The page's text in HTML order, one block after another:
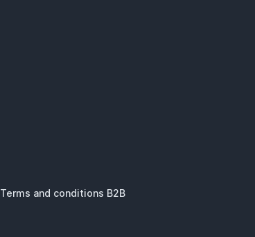
Terms and conditions B2B